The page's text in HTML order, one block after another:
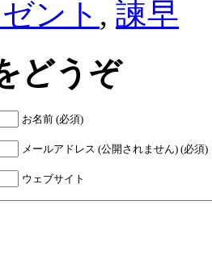
ント , 諫早
どうぞ
お名前 (必須)
メールアドレス (公開されません) (必須)
ウェブサイト